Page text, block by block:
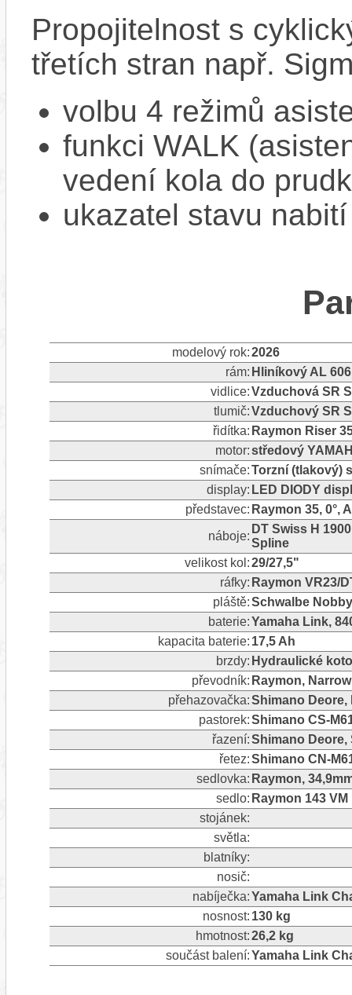
Propojitelnost s
třetích stran např.
volbu 4 režimů
funkci WALK
vedení kola do
ukazatel stavu
modelový rok:2026
rám: Hliníkový AL
vidlice:Vzduchová SR
tlumič:Vzduchový SR
řidítka: Raymon Riser
motor:středový
snímače:Torzní (tlakový)
display: LED DIODY
představec: Raymon 35, 0°,
náboje:
DT Swiss H
Spline
velikost kol:29/27,5"
ráfky: Raymon VR23/
pláště:Schwalbe
baterie:Yamaha Link,
kapacita baterie: 17,5 Ah
brzdy: Hydraulické
převodník: Raymon,
přehazovačka:Shimano Deore,
pastorek:Shimano CS-
řazení:Shimano Deore,
řetez:Shimano CN-
sedlovka: Raymon,
sedlo: Raymon 143 VM
stojánek:
světla:
blatníky:
nosič:
nabíječka:Yamaha Link
nosnost: 130 kg
hmotnost:26,2 kg
součást balení:Yamaha Link